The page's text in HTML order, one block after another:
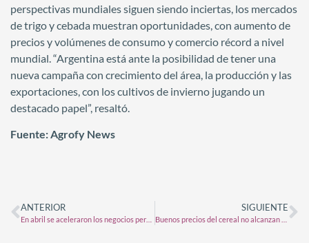
perspectivas mundiales siguen siendo inciertas, los mercados
de trigo y cebada muestran oportunidades, con aumento de
precios y volúmenes de consumo y comercio récord a nivel
mundial. “Argentina está ante la posibilidad de tener una
nueva campaña con crecimiento del área, la producción y las
exportaciones, con los cultivos de invierno jugando un
destacado papel”, resaltó.
Fuente: Agrofy News
ANTERIOR SIGUIENTE